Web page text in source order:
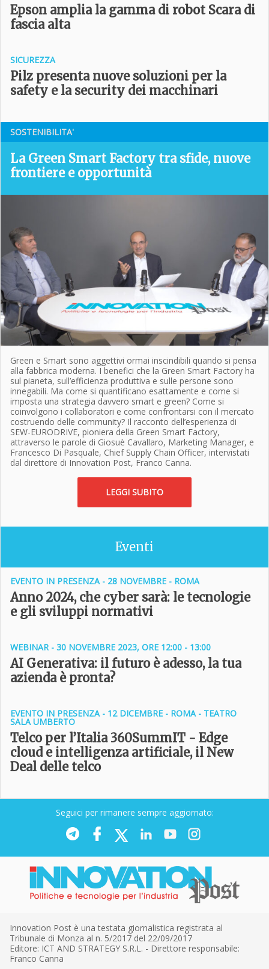
Epson amplia la gamma di robot Scara di
fascia alta
SICUREZZA
Pilz presenta nuove soluzioni per la
safety e la security dei macchinari
SOSTENIBILITA'
La Green Smart Factory tra sfide, nuove
frontiere e opportunità
Green e Smart sono aggettivi ormai inscindibili quando si pensa
alla fabbrica moderna. I benefici che la Green Smart Factory ha
sul pianeta, sull’efficienza produttiva e sulle persone sono
innegabili. Ma come si quantificano esattamente e come si
imposta una strategia davvero smart e green? Come si
coinvolgono i collaboratori e come confrontarsi con il mercato
costruendo delle community? Il racconto dell’esperienza di
SEW-EURODRIVE, pioniera della Green Smart Factory,
attraverso le parole di Giosuè Cavallaro, Marketing Manager, e
Francesco Di Pasquale, Chief Supply Chain Officer, intervistati
dal direttore di Innovation Post, Franco Canna.
LEGGI SUBITO
Eventi
EVENTO IN PRESENZA - 28 NOVEMBRE - ROMA
Anno 2024, che cyber sarà: le tecnologie
e gli sviluppi normativi
WEBINAR - 30 NOVEMBRE 2023, ORE 12:00 - 13:00
AI Generativa: il futuro è adesso, la tua
azienda è pronta?
EVENTO IN PRESENZA - 12 DICEMBRE - ROMA - TEATRO
SALA UMBERTO
Telco per l’Italia 360SummIT - Edge
cloud e intelligenza artificiale, il New
Deal delle telco
Seguici per rimanere sempre aggiornato:
Innovation Post è una testata giornalistica registrata al
Tribunale di Monza al n. 5/2017 del 22/09/2017
Editore: ICT AND STRATEGY S.R.L. - Direttore responsabile:
Franco Canna